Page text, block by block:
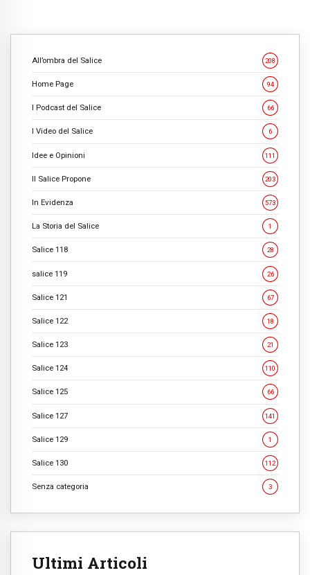
All’ombra del Salice 208
Home Page 94
I Podcast del Salice 66
I Video del Salice 6
Idee e Opinioni 111
Il Salice Propone 203
In Evidenza 573
La Storia del Salice 1
Salice 118 28
salice 119 26
Salice 121 67
Salice 122 18
Salice 123 21
Salice 124 110
Salice 125 66
Salice 127 141
Salice 129 1
Salice 130 112
Senza categoria 3
Ultimi Articoli